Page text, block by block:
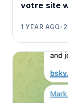
votre site
1 YEAR AGO• 2